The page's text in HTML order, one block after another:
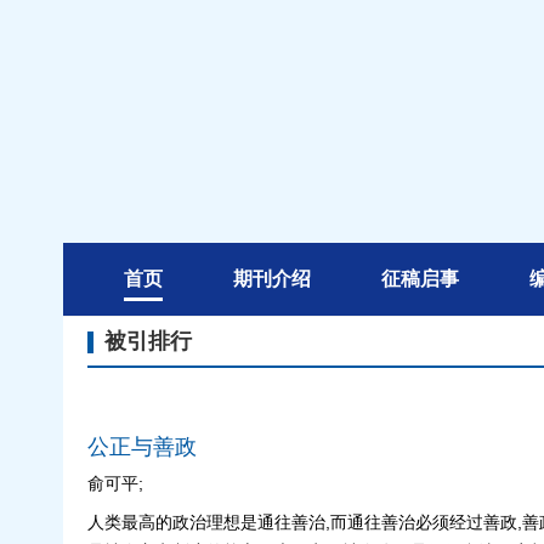
首页 期刊介绍 征稿启事
被引排行
公正与善政
俞可平;
人类最高的政治理想是通往善治,而通往善治必须经过善政,